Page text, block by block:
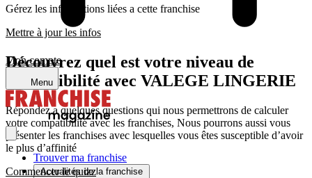
Mon compte
Menu
Trouver ma franchise
Actualités de la franchise
Gérez les informations liées a cette franchise
Mettre à jour les infos
Découvrez quel est votre niveau de
compatibilité avec VALEGE LINGERIE
Répondez a quelques questions qui nous permettrons de calculer
votre compatibilité avec les franchises, Nous pourrons aussi vous
présenter les franchises avec lesquelles vous êtes susceptible d’avoir
le plus d’affinité
Commencer le quizz